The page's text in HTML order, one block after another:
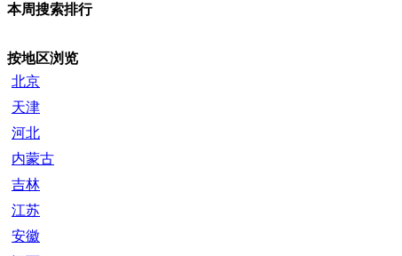
本周搜索排行
按地区浏览
北京
天津
河北
内蒙古
吉林
江苏
安徽